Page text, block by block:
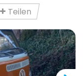
Teilen